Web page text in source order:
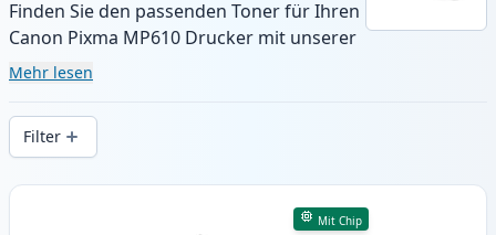
Finden Sie den passenden Toner für Ihren
Canon Pixma MP610 Drucker mit unserer
Auswahl an kompatiblen und XL-Patronen.
Druckqualität und schnellem Versand aus
lokalem Lager in .
Mehr lesen
Filter
Produkte
Mit Chip